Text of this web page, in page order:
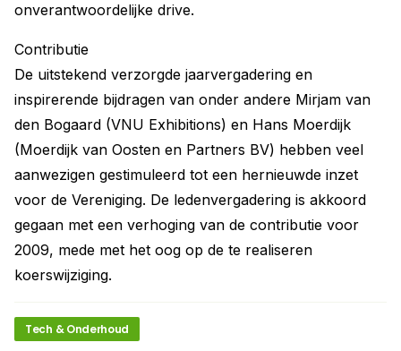
onverantwoordelijke drive.
Contributie
De uitstekend verzorgde jaarvergadering en
inspirerende bijdragen van onder andere Mirjam van
den Bogaard (VNU Exhibitions) en Hans Moerdijk
(Moerdijk van Oosten en Partners BV) hebben veel
aanwezigen gestimuleerd tot een hernieuwde inzet
voor de Vereniging. De ledenvergadering is akkoord
gegaan met een verhoging van de contributie voor
2009, mede met het oog op de te realiseren
koerswijziging.
Tech & Onderhoud